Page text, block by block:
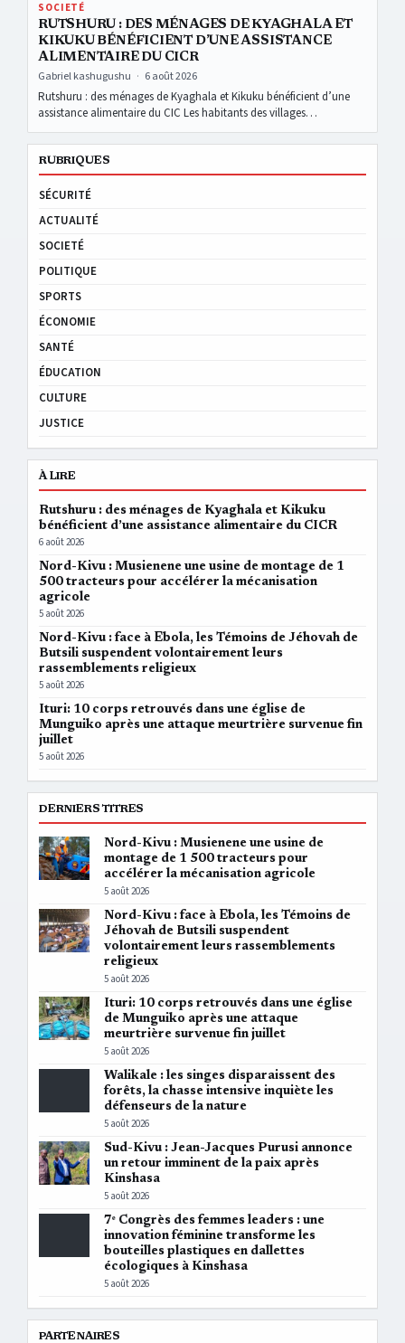
RUBRIQUES
SÉCURITÉ
ACTUALITÉ
SOCIETÉ
POLITIQUE
SPORTS
ÉCONOMIE
SANTÉ
ÉDUCATION
CULTURE
JUSTICE
À LIRE
Rutshuru : des ménages de Kyaghala et Kikuku
bénéficient d’une assistance alimentaire du CICR
6 août 2026
Nord-Kivu : Musienene une usine de montage de 1
500 tracteurs pour accélérer la mécanisation
agricole
5 août 2026
Nord-Kivu : face à Ebola, les Témoins de Jéhovah de
Butsili suspendent volontairement leurs
rassemblements religieux
5 août 2026
Ituri: 10 corps retrouvés dans une église de
Munguiko après une attaque meurtrière survenue fin
juillet
5 août 2026
SOCIETÉ
RUTSHURU : DES MÉNAGES DE KYAGHALA ET
KIKUKU BÉNÉFICIENT D’UNE ASSISTANCE
ALIMENTAIRE DU CICR
Gabriel kashugushu · 6 août 2026
Rutshuru : des ménages de Kyaghala et Kikuku bénéficient d’une
assistance alimentaire du CIC Les habitants des villages…
DERNIERS TITRES
Nord-Kivu : Musienene une usine de
montage de 1 500 tracteurs pour
accélérer la mécanisation agricole
5 août 2026
Nord-Kivu : face à Ebola, les Témoins de
Jéhovah de Butsili suspendent
volontairement leurs rassemblements
religieux
5 août 2026
Ituri: 10 corps retrouvés dans une église
de Munguiko après une attaque
meurtrière survenue fin juillet
5 août 2026
Walikale : les singes disparaissent des
forêts, la chasse intensive inquiète les
défenseurs de la nature
5 août 2026
Sud-Kivu : Jean-Jacques Purusi annonce
un retour imminent de la paix après
Kinshasa
5 août 2026
7ᵉ Congrès des femmes leaders : une
innovation féminine transforme les
bouteilles plastiques en dallettes
écologiques à Kinshasa
5 août 2026
PARTENAIRES